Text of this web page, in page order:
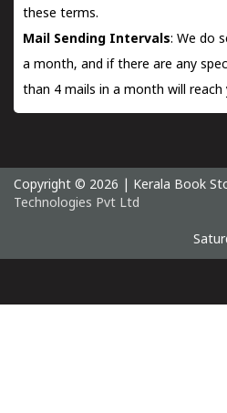
these terms.
Mail Sending Intervals: We do
a month, and if there are any
than 4 mails in a month will reach
Copyright © 2026 | Kerala Book
Technologies Pvt Ltd